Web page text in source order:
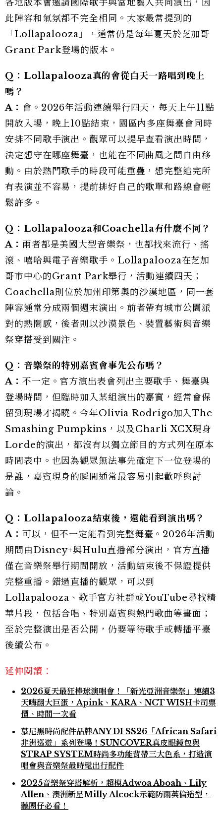
各地版本會邀請國際歌手與當地藝人共同演出，因
此陣容和氣氛都不完全相同。大家最常提到的
「Lollapalooza」，通常仍是每年夏天於芝加哥
Grant Park登場的版本。
Q：Lollapalooza真的會從白天一路唱到晚上
嗎？
A： 會。2026年活動連續舉行四天，每天上午11點
開放入場，晚上10點結束，園區內多座舞臺會同時
安排不同歌手演出。觀眾可以提早查看演出時間，
決定想守在哪座舞臺，也能在不同曲風之間自由移
動。由於熱門歌手的時段可能重疊，想完整追完所
有表演並不容易，提前排好自己的歌單和路線會輕
鬆許多。
Q：Lollapalooza和Coachella有什麼不同？
A： 兩者都是美國大型音樂祭，也都找來流行、搖
滾、嘻哈與電子音樂歌手。Lollapalooza在芝加
哥市中心的Grant Park舉行，活動連續四天；
Coachella則位於加州印第奧的沙漠地區，同一套
陣容通常分成兩個週末演出。前者帶有城市公園派
對的熱鬧感，後者則以沙漠景色、裝置藝術與音樂
祭穿搭受到關注。
Q：音樂祭的特別嘉賓會事先公布嗎？
A： 不一定。官方演出表會列出主要歌手、舞臺與
登場時間，但臨時加入某組演出的嘉賓，經常會保
留到現場才揭曉。今年Olivia Rodrigo加入The
Smashing Pumpkins，以及Charli XCX現身
Lorde的演出，都沒有以獨立節目的方式列在原本
時間表中。也因為觀眾無法事先確定下一位登場的
是誰，嘉賓現身的瞬間通常最容易引起歡呼與討
論。
Q：Lollapalooza結束後，還能看到演出嗎？
A： 可以，但不一定能看到完整舞臺。2026年活動
期間由Disney+與Hulu直播部分演出，官方直播
僅在音樂祭舉行期間開放，活動結束後不保證提供
完整重播。錯過直播的觀眾，可以到
Lollapalooza、歌手官方社群或YouTube尋找精
華片段，包括合唱、特別嘉賓與熱門歌曲等畫面；
至於完整演出是否公開，仍要等待歌手或轉播平臺
後續公布。
延伸閱讀：
2026夏天最狂棒球演唱會！「新光亞洲音樂祭」連續3
天嗨翻大巨蛋，Apink、KARA、NCT WISH卡司票
價、時間一次看
慕尼黑時尚配件品牌ANY DI SS26「African Safari
非洲巡遊」系列登場！SUNCOVER真皮眼鏡包與
STRAP SYSTEM時尚多功能背帶三大色系，打造演
唱會與音樂祭最時髦出行配件
2025音樂祭穿搭解析，超模Adwoa Aboah、Lily
Allen、澳洲新星Milly Alcock示範防雨英倫造型，
聽團仔必看！